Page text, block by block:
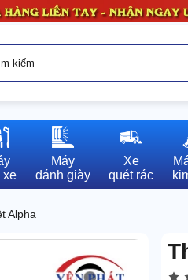
xe
Máy
đánh giày
Xe
quét rác
Alpha